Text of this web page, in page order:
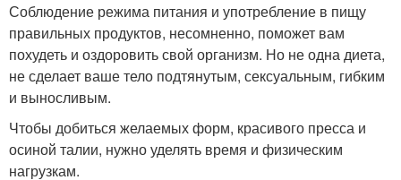
Соблюдение режима питания и употребление в пищу
правильных продуктов, несомненно, поможет вам
похудеть и оздоровить свой организм. Но не одна диета,
не сделает ваше тело подтянутым, сексуальным, гибким
и выносливым.
Чтобы добиться желаемых форм, красивого пресса и
осиной талии, нужно уделять время и физическим
нагрузкам.